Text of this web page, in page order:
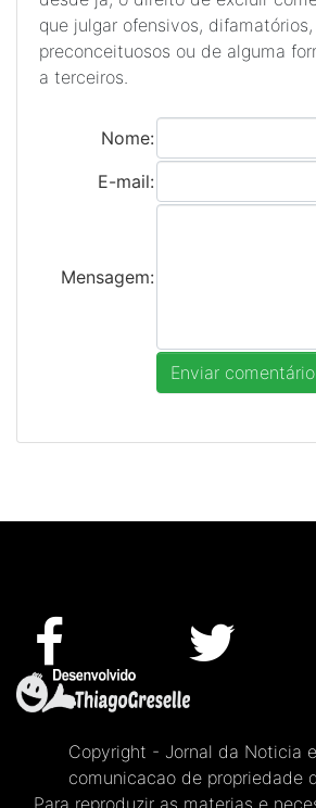
que julgar ofensivos,
preconceituosos ou de alguma
a terceiros.
Nome:
E-mail:
Mensagem:
Copyright - Jornal da Noticia
comunicacao de propriedade
Para reproduzir as materias e